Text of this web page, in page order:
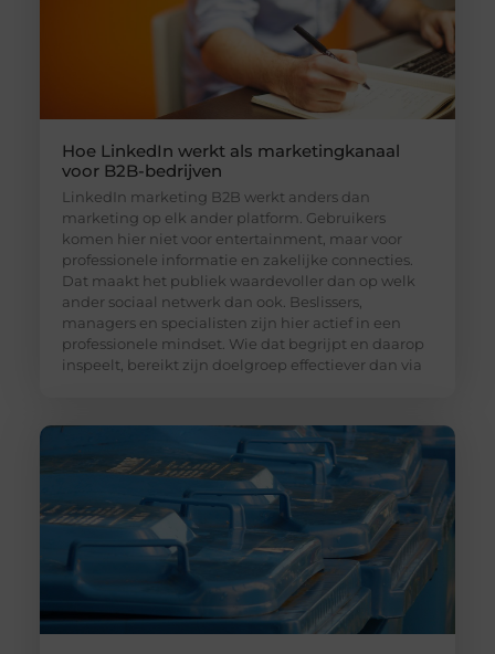
Hoe LinkedIn werkt als marketingkanaal
voor B2B-bedrijven
LinkedIn marketing B2B werkt anders dan
marketing op elk ander platform. Gebruikers
komen hier niet voor entertainment, maar voor
professionele informatie en zakelijke connecties.
Dat maakt het publiek waardevoller dan op welk
ander sociaal netwerk dan ook. Beslissers,
managers en specialisten zijn hier actief in een
professionele mindset. Wie dat begrijpt en daarop
inspeelt, bereikt zijn doelgroep effectiever dan via